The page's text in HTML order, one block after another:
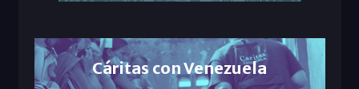
Cáritas con Venezuela